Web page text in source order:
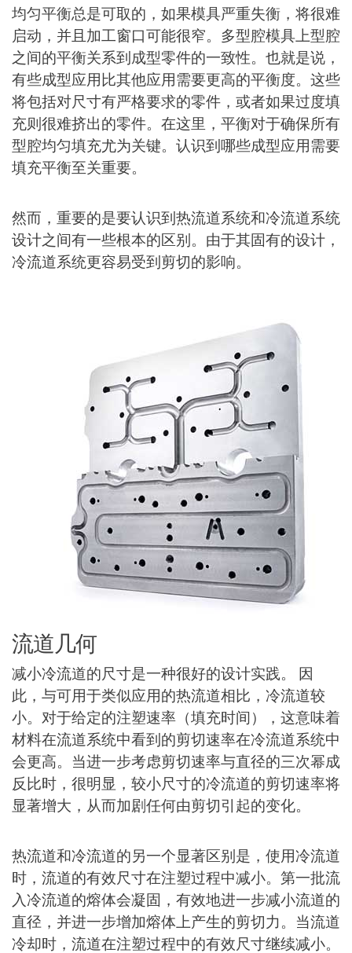
均匀平衡总是可取的，如果模具严重失衡，将很难
启动，并且加工窗口可能很窄。多型腔模具上型腔
之间的平衡关系到成型零件的一致性。也就是说，
有些成型应用比其他应用需要更高的平衡度。这些
将包括对尺寸有严格要求的零件，或者如果过度填
充则很难挤出的零件。在这里，平衡对于确保所有
型腔均匀填充尤为关键。认识到哪些成型应用需要
填充平衡至关重要。
然而，重要的是要认识到热流道系统和冷流道系统
设计之间有一些根本的区别。由于其固有的设计，
冷流道系统更容易受到剪切的影响。
流道几何
减小冷流道的尺寸是一种很好的设计实践。 因
此，与可用于类似应用的热流道相比，冷流道较
小。对于给定的注塑速率（填充时间），这意味着
材料在流道系统中看到的剪切速率在冷流道系统中
会更高。当进一步考虑剪切速率与直径的三次幂成
反比时，很明显，较小尺寸的冷流道的剪切速率将
显著增大，从而加剧任何由剪切引起的变化。
热流道和冷流道的另一个显著区别是，使用冷流道
时，流道的有效尺寸在注塑过程中减小。第一批流
入冷流道的熔体会凝固，有效地进一步减小流道的
直径，并进一步增加熔体上产生的剪切力。当流道
冷却时，流道在注塑过程中的有效尺寸继续减小。